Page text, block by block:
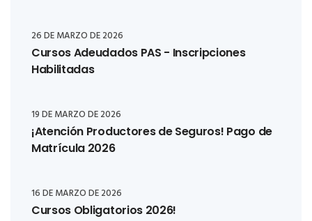
26 DE MARZO DE 2026
Cursos Adeudados PAS - Inscripciones
Habilitadas
19 DE MARZO DE 2026
¡Atención Productores de Seguros! Pago de
Matrícula 2026
16 DE MARZO DE 2026
Cursos Obligatorios 2026!